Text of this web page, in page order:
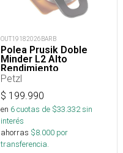
OUT19182026BARB
Polea Prusik Doble
Minder L2 Alto
Rendimiento
Petzl
$ 199.990
en 6cuotas de $33.332sin
interés
ahorras $8.000 por
transferencia.